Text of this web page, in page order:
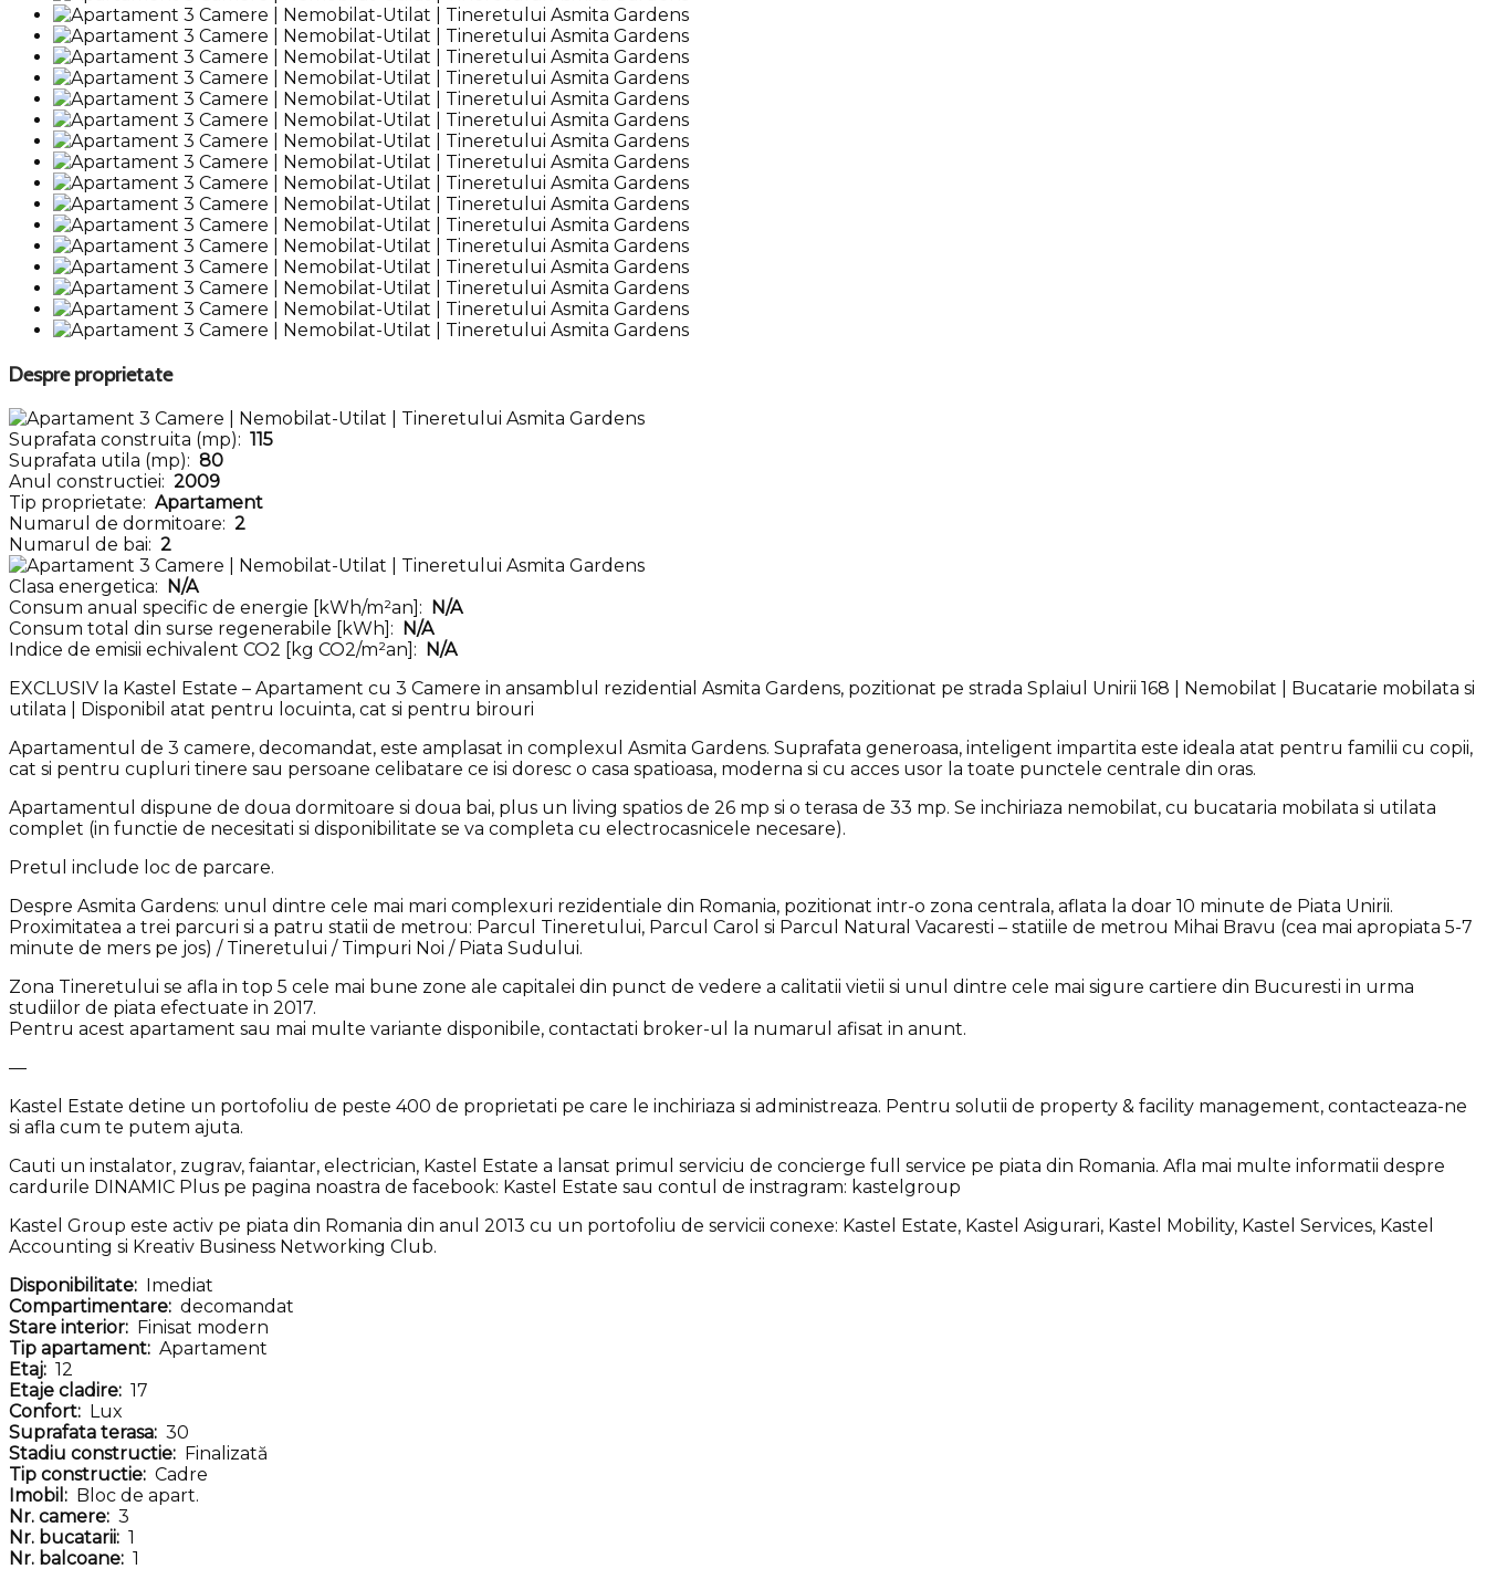
Despre proprietate
Suprafata construita (mp): 115
Suprafata utila (mp): 80
Anul constructiei: 2009
Tip proprietate: Apartament
Numarul de dormitoare: 2
Numarul de bai: 2
Clasa energetica: N/A
Consum anual specific de energie [kWh/m²an]: N/A
Consum total din surse regenerabile [kWh]: N/A
Indice de emisii echivalent CO2 [kg CO2/m²an]: N/A
EXCLUSIV la Kastel Estate – Apartament cu 3 Camere in ansamblul rezidential Asmita Gardens, pozitionat pe strada Splaiul Unirii 168 | Nemobilat | Bucatarie mobilata si
utilata | Disponibil atat pentru locuinta, cat si pentru birouri
Apartamentul de 3 camere, decomandat, este amplasat in complexul Asmita Gardens. Suprafata generoasa, inteligent impartita este ideala atat pentru familii cu copii,
cat si pentru cupluri tinere sau persoane celibatare ce isi doresc o casa spatioasa, moderna si cu acces usor la toate punctele centrale din oras.
Apartamentul dispune de doua dormitoare si doua bai, plus un living spatios de 26 mp si o terasa de 33 mp. Se inchiriaza nemobilat, cu bucataria mobilata si utilata
complet (in functie de necesitati si disponibilitate se va completa cu electrocasnicele necesare).
Pretul include loc de parcare.
Despre Asmita Gardens: unul dintre cele mai mari complexuri rezidentiale din Romania, pozitionat intr-o zona centrala, aflata la doar 10 minute de Piata Unirii.
Proximitatea a trei parcuri si a patru statii de metrou: Parcul Tineretului, Parcul Carol si Parcul Natural Vacaresti – statiile de metrou Mihai Bravu (cea mai apropiata 5-7
minute de mers pe jos) / Tineretului / Timpuri Noi / Piata Sudului.
Zona Tineretului se afla in top 5 cele mai bune zone ale capitalei din punct de vedere a calitatii vietii si unul dintre cele mai sigure cartiere din Bucuresti in urma
studiilor de piata efectuate in 2017.
Pentru acest apartament sau mai multe variante disponibile, contactati broker-ul la numarul afisat in anunt.
—
Kastel Estate detine un portofoliu de peste 400 de proprietati pe care le inchiriaza si administreaza. Pentru solutii de property & facility management, contacteaza-ne
si afla cum te putem ajuta.
Cauti un instalator, zugrav, faiantar, electrician, Kastel Estate a lansat primul serviciu de concierge full service pe piata din Romania. Afla mai multe informatii despre
cardurile DINAMIC Plus pe pagina noastra de facebook: Kastel Estate sau contul de instragram: kastelgroup
Kastel Group este activ pe piata din Romania din anul 2013 cu un portofoliu de servicii conexe: Kastel Estate, Kastel Asigurari, Kastel Mobility, Kastel Services, Kastel
Accounting si Kreativ Business Networking Club.
Disponibilitate: Imediat
Compartimentare: decomandat
Stare interior: Finisat modern
Tip apartament: Apartament
Etaj: 12
Etaje cladire: 17
Confort: Lux
Suprafata terasa: 30
Stadiu constructie: Finalizată
Tip constructie: Cadre
Imobil: Bloc de apart.
Nr. camere: 3
Nr. bucatarii: 1
Nr. balcoane: 1